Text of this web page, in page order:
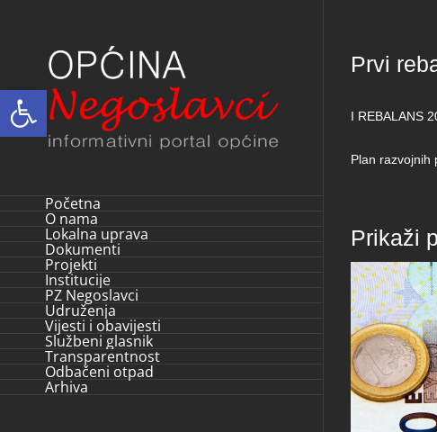
Open toolbar
Početna
O nama
Lokalna uprava
Dokumenti
Projekti
Institucije
PZ Negoslavci
Udruženja
Vijesti i obavijesti
Službeni glasnik
Transparentnost
Odbačeni otpad
Arhiva
Prvi
I REBALANS
Plan razvojnih
Prikaži